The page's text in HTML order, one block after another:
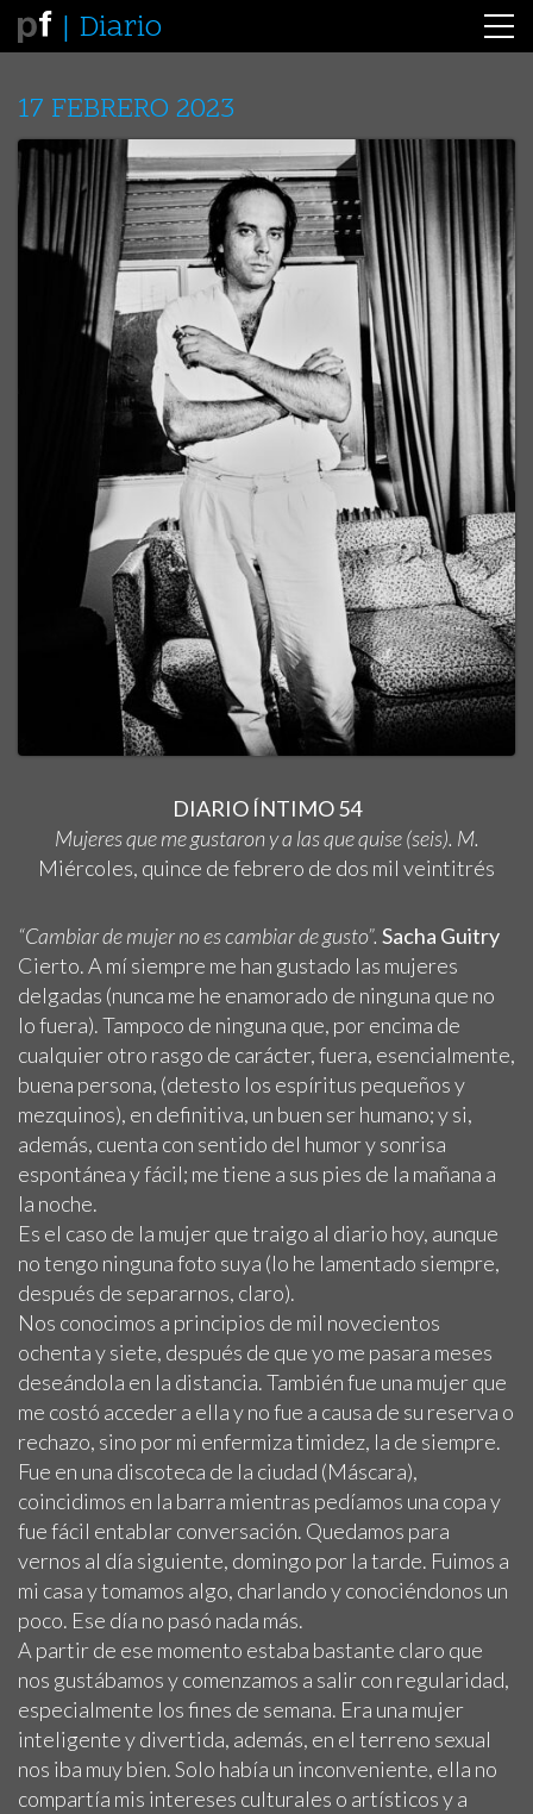
Diario
17 FEBRERO 2023
DIARIO ÍNTIMO 54
Mujeres que me gustaron y a las que quise (seis). M.
Miércoles, quince de febrero de dos mil veintitrés
“Cambiar de mujer no es cambiar de gusto”. Sacha Guitry
Cierto. A mí siempre me han gustado las mujeres
delgadas (nunca me he enamorado de ninguna que no
lo fuera). Tampoco de ninguna que, por encima de
cualquier otro rasgo de carácter, fuera, esencialmente,
buena persona, (detesto los espíritus pequeños y
mezquinos), en definitiva, un buen ser humano; y si,
además, cuenta con sentido del humor y sonrisa
espontánea y fácil; me tiene a sus pies de la mañana a
la noche.
Es el caso de la mujer que traigo al diario hoy, aunque
no tengo ninguna foto suya (lo he lamentado siempre,
después de separarnos, claro).
Nos conocimos a principios de mil novecientos
ochenta y siete, después de que yo me pasara meses
deseándola en la distancia. También fue una mujer que
me costó acceder a ella y no fue a causa de su reserva o
rechazo, sino por mi enfermiza timidez, la de siempre.
Fue en una discoteca de la ciudad (Máscara),
coincidimos en la barra mientras pedíamos una copa y
fue fácil entablar conversación. Quedamos para
vernos al día siguiente, domingo por la tarde. Fuimos a
mi casa y tomamos algo, charlando y conociéndonos un
poco. Ese día no pasó nada más.
A partir de ese momento estaba bastante claro que
nos gustábamos y comenzamos a salir con regularidad,
especialmente los fines de semana. Era una mujer
inteligente y divertida, además, en el terreno sexual
nos iba muy bien. Solo había un inconveniente, ella no
compartía mis intereses culturales o artísticos y a